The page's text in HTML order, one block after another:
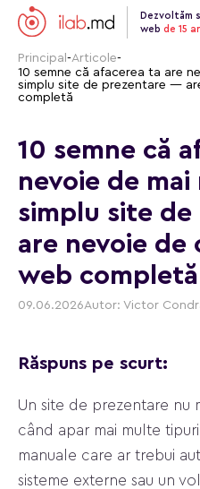
Dezvoltăm
web de 15
Principal -Articole-
10 semne că afacerea ta are
simplu site de prezentare —
completă
10 semne că
nevoie de
simplu site
are nevoie de
web completă
09.06.2026Autor: Victor
Răspuns pe scurt:
Un site de prezentare nu
când apar mai multe
manuale care ar trebui
sisteme externe sau un